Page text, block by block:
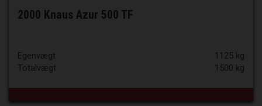
2000 Knaus Azur 500 TF
Egenvægt
1125 kg
Totalvægt
1500 kg